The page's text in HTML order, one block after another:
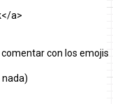
a>
con los emojis
nada)